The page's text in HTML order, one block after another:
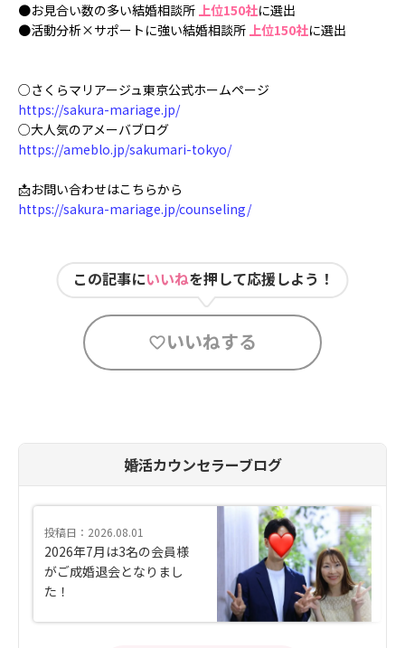
●お見合い数の多い結婚相談所 上位150社に選出
●活動分析×サポートに強い結婚相談所 上位150社に選出
○さくらマリアージュ東京公式ホームページ
https://sakura-mariage.jp/
○大人気のアメーバブログ
https://ameblo.jp/sakumari-tokyo/
📩お問い合わせはこちらから
https://sakura-mariage.jp/counseling/
この記事にいいねを押して応援しよう！
いいねする
婚活カウンセラーブログ
投稿日：2026.08.01
2026年7月は3名の会員様
がご成婚退会となりまし
た！